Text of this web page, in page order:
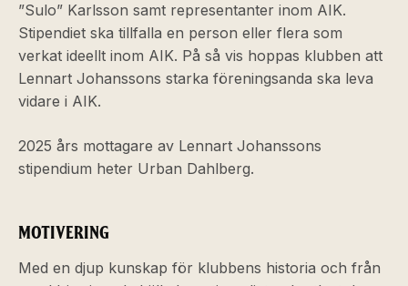
”Sulo” Karlsson samt representanter inom AIK.
Stipendiet ska tillfalla en person eller flera som
verkat ideellt inom AIK. På så vis hoppas klubben att
Lennart Johanssons starka föreningsanda ska leva
vidare i AIK.
2025 års mottagare av Lennart Johanssons
stipendium heter Urban Dahlberg.
MOTIVERING
Med en djup kunskap för klubbens historia och från